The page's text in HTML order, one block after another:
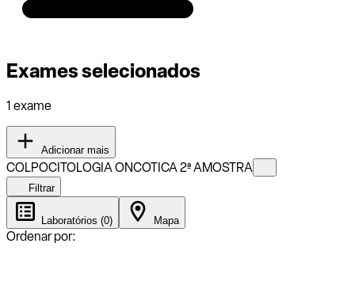
Exames selecionados
1 exame
Adicionar mais
COLPOCITOLOGIA ONCOTICA 2ª AMOSTRA
Filtrar
Laboratórios (0) Mapa
Ordenar por: